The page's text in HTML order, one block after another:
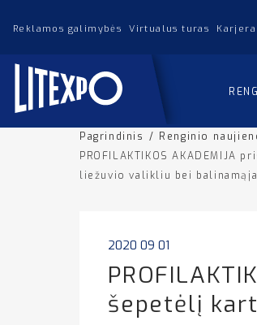
Reklamos galimybės Virtualus turas Karjera
Pagrindinis / Renginio
PROFILAKTIKOS
liežuvio valikliu bei
2020 09 01
šepetėlį